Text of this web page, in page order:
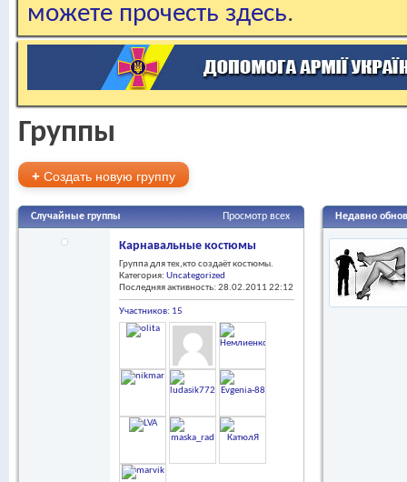
можете прочесть здесь.
Группы
+ Создать новую группу
Просмотр всех
Случайные группы
Карнавальные костюмы
Группа для тех,кто создаёт костюмы.
Категория: Uncategorized
Последняя активность: 28.02.2011 22:12
Участников: 15
Недавно